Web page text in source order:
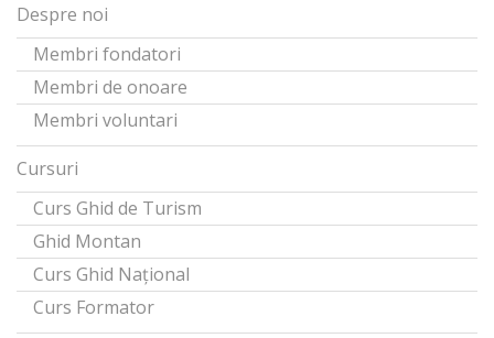
Despre noi
Membri fondatori
Membri de onoare
Membri voluntari
Cursuri
Curs Ghid de Turism
Ghid Montan
Curs Ghid Național
Curs Formator